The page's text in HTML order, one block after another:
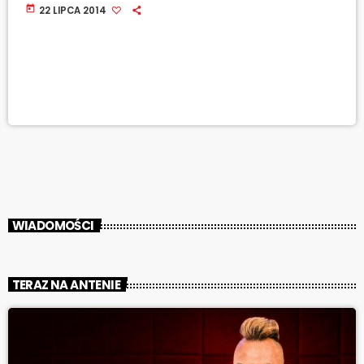
pomieszczenia tych instytucji. Nie znaleziono bomby. - Nie podjęto
today 22 LIPCA 2014
WIADOMOŚCI
TERAZ NA ANTENIE